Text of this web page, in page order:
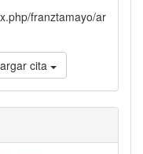
franztamayo/ar
cita